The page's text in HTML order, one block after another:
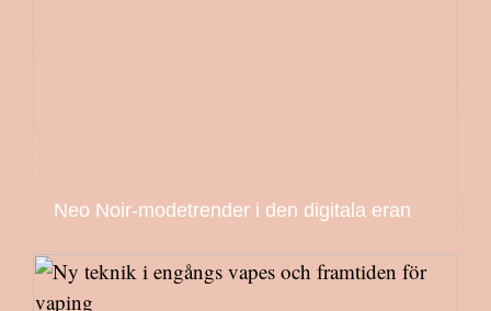
Neo Noir-modetrender i den digitala eran